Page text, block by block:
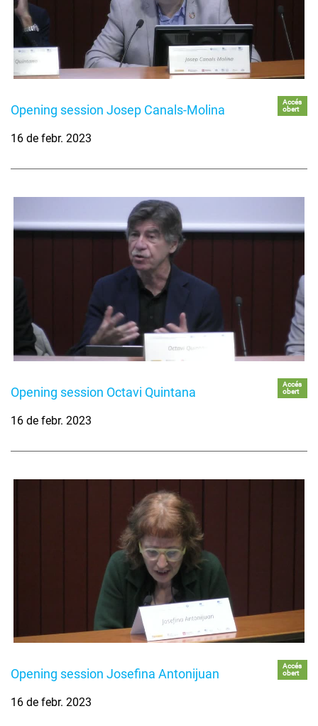
Opening session Josep Canals-Molina
Accés
obert
16 de febr. 2023
Opening session Octavi Quintana
Accés
obert
16 de febr. 2023
Opening session Josefina Antonijuan
Accés
obert
16 de febr. 2023